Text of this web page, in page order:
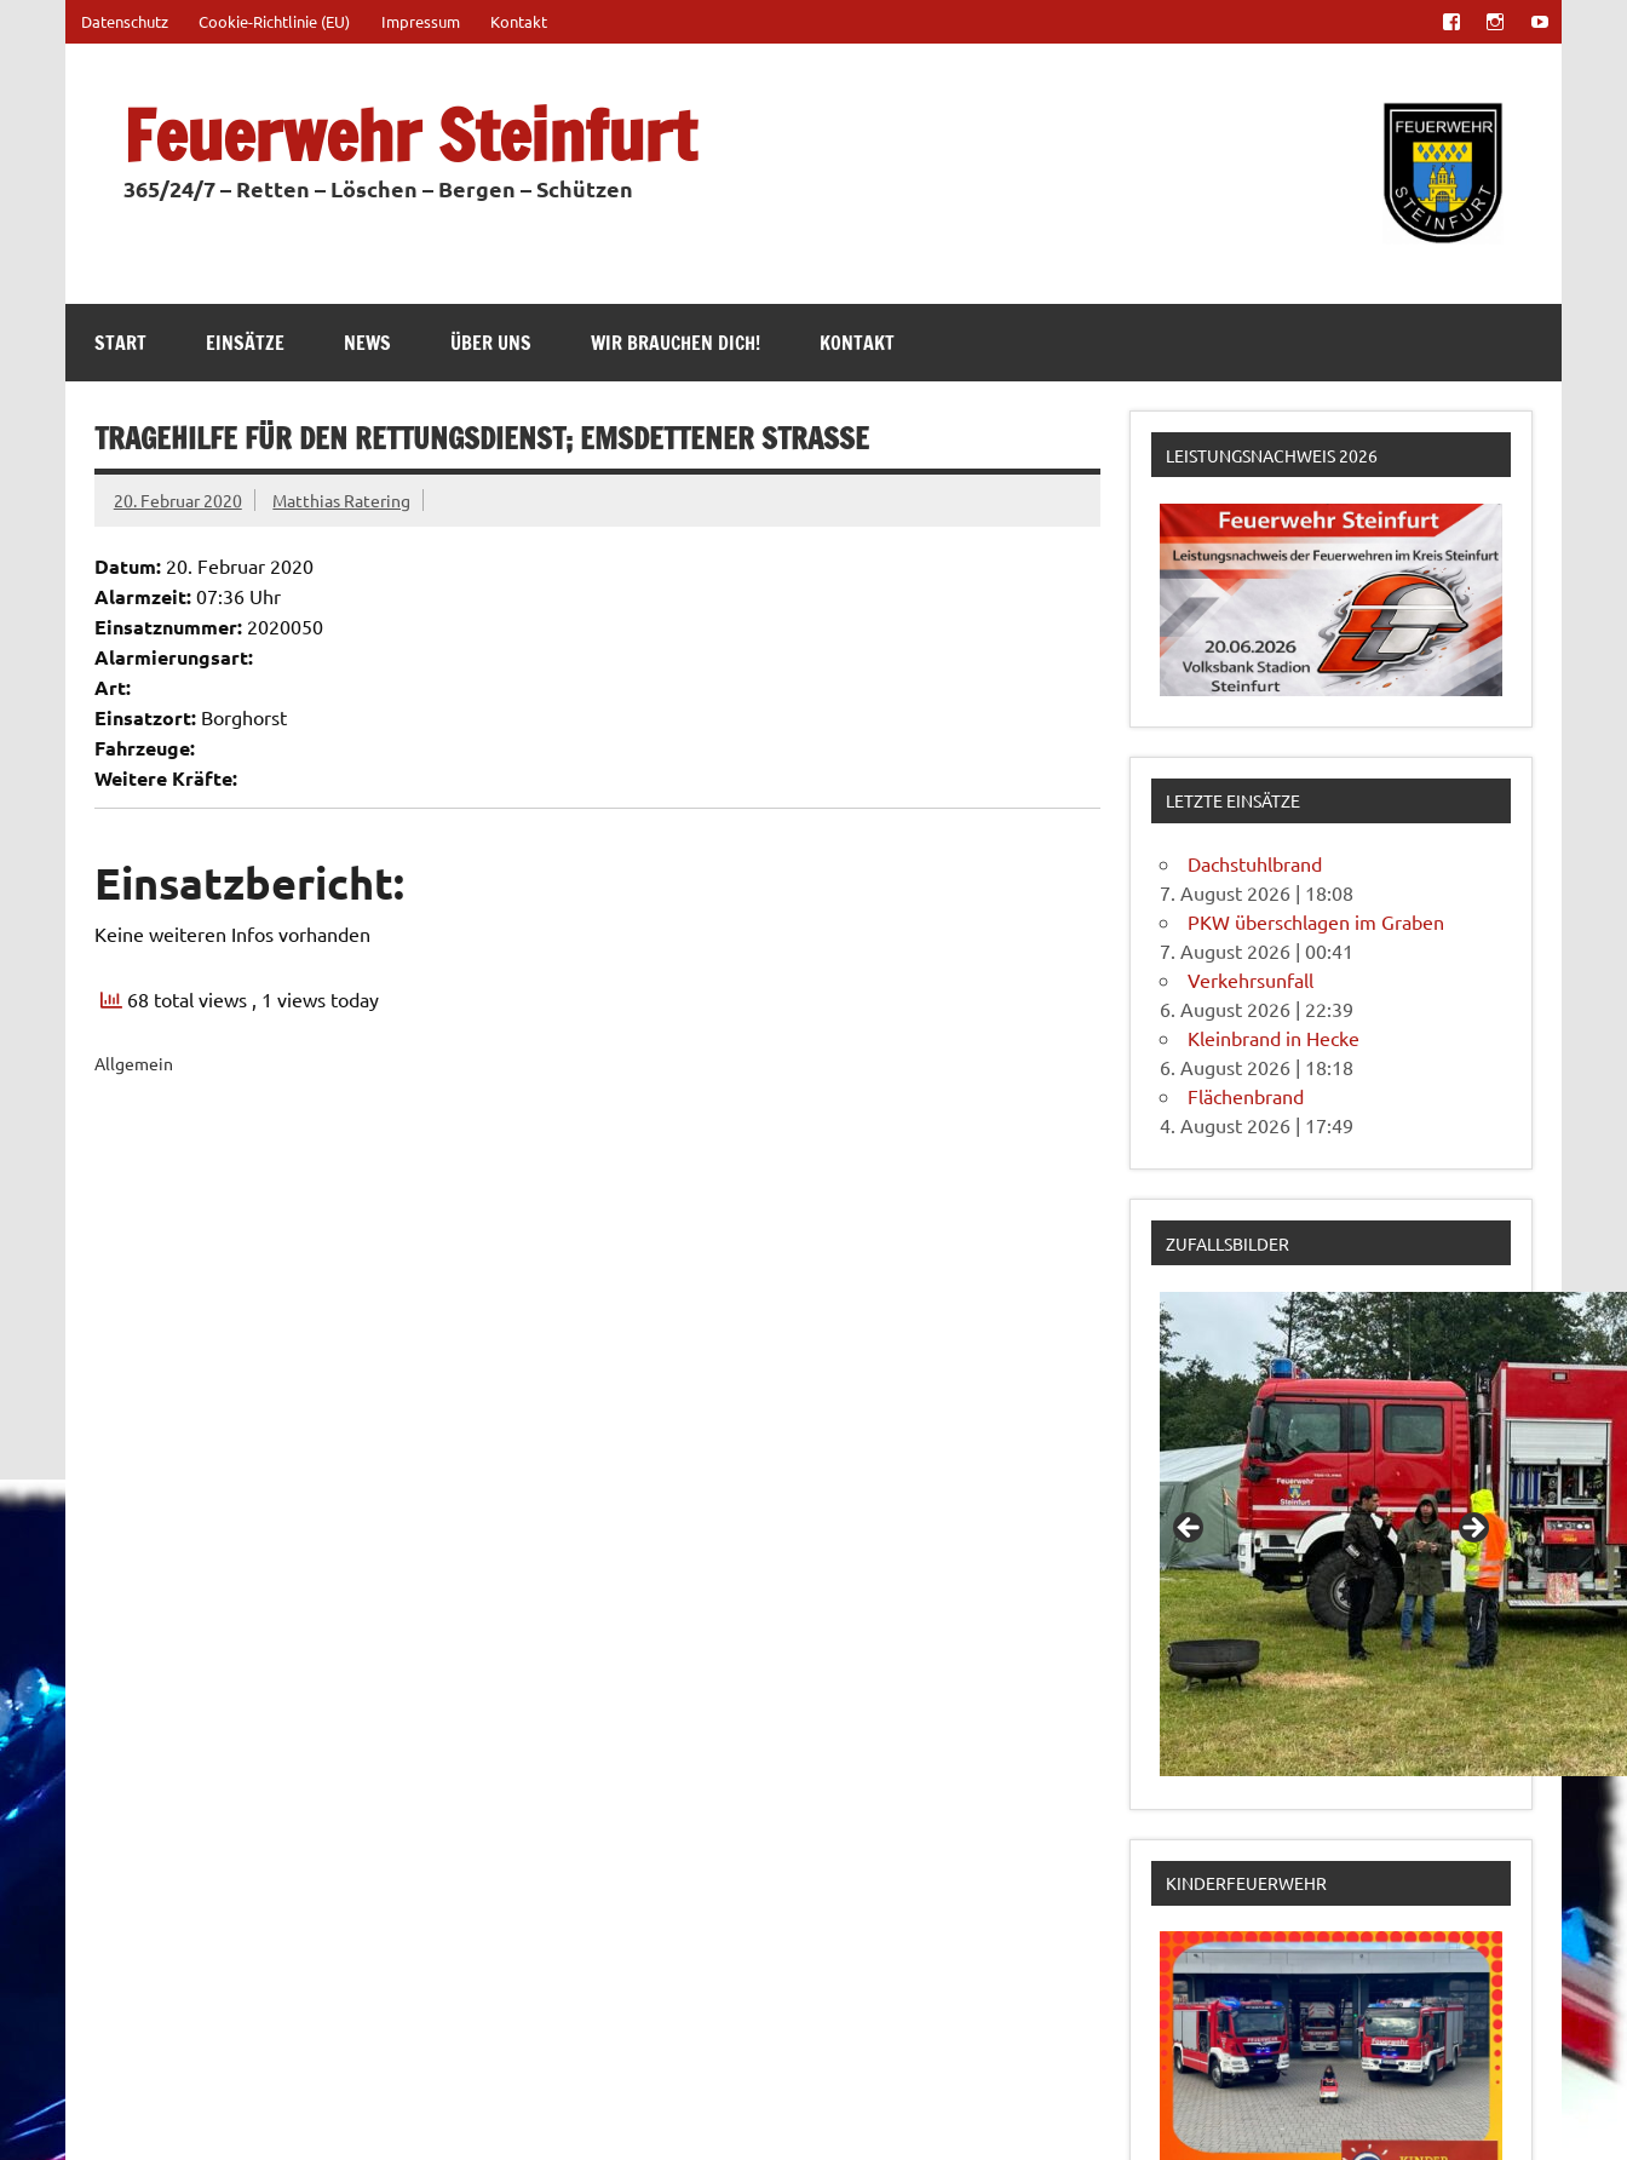
springen
Datenschutz Cookie-Richtlinie (EU) Impressum Kontakt
Feuerwehr Steinfurt
365/24/7 – Retten – Löschen – Bergen – Schützen
START EINSÄTZE NEWS ÜBER UNS WIR BRAUCHEN DICH! KONTAKT
TRAGEHILFE FÜR DEN RETTUNGSDIENST; EMSDETTENER STRASSE
20. Februar 2020 Matthias Ratering
Datum:20. Februar 2020
Alarmzeit:07:36 Uhr
Einsatznummer:2020050
Alarmierungsart:
Art:
Einsatzort:Borghorst
Fahrzeuge:
Weitere Kräfte:
Einsatzbericht:
Keine weiteren Infos vorhanden
68 total views , 1 views today
Allgemein
LEISTUNGSNACHWEIS 2026
LETZTE EINSÄTZE
Dachstuhlbrand
7. August 2026 | 18:08
PKW überschlagen im Graben
7. August 2026 |00:41
Verkehrsunfall
6. August 2026 | 22:39
Kleinbrand in Hecke
6. August 2026 | 18:18
Flächenbrand
4. August 2026 | 17:49
ZUFALLSBILDER
KINDERFEUERWEHR